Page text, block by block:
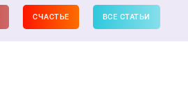
СЧАСТЬЕ ВСЕ СТАТЬИ